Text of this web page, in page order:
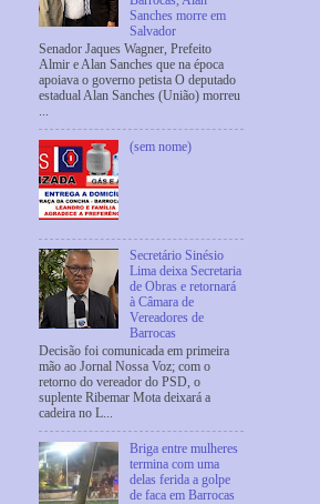
Sanches morre em
Salvador
Senador Jaques Wagner, Prefeito
Almir e Alan Sanches que na época
apoiava o governo petista O deputado
estadual Alan Sanches (União) morreu
...
(sem nome)
Secretário Sinésio
Lima deixa Secretaria
de Obras e retornará
à Câmara de
Vereadores de
Barrocas
Decisão foi comunicada em primeira
mão ao Jornal Nossa Voz; com o
retorno do vereador do PSD, o
suplente Ribemar Mota deixará a
cadeira no L...
Briga entre mulheres
termina com uma
delas ferida a golpe
de faca em Barrocas